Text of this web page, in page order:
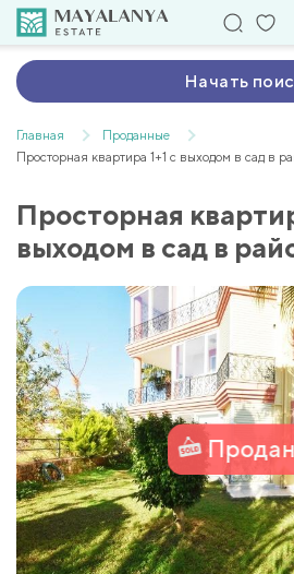
Начать
Главная
Проданные
Просторная квартира 1+1 с выходом в сад в
Просторная
выходом в сад в